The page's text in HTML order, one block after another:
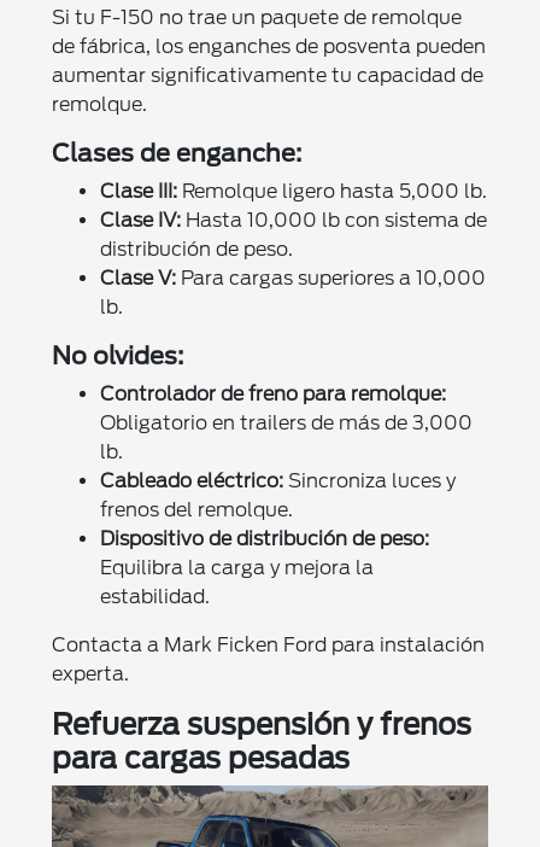
Si tu F-150 no trae un paquete de remolque
de fábrica, los enganches de posventa pueden
aumentar significativamente tu capacidad de
remolque.
Clases de enganche:
Clase III: Remolque ligero hasta 5,000 lb.
Clase IV: Hasta 10,000 lb con sistema de
distribución de peso.
Clase V: Para cargas superiores a 10,000
lb.
No olvides:
Controlador de freno para remolque:
Obligatorio en trailers de más de 3,000
lb.
Cableado eléctrico: Sincroniza luces y
frenos del remolque.
Dispositivo de distribución de peso:
Equilibra la carga y mejora la
estabilidad.
Contacta a Mark Ficken Ford para instalación
experta.
Refuerza suspensión y frenos
para cargas pesadas